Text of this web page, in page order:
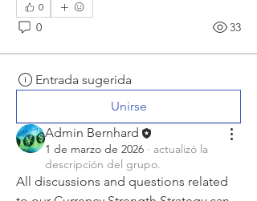
0
0 33
Entrada sugerida
Unirse
Admin Bernhard
1 de marzo de 2026 · actualizó la
descripción del grupo.
All discussions and questions related